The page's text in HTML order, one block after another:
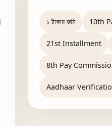
১ টাকায় জমি 10th
21st Installment
8th Pay
Aadhaar